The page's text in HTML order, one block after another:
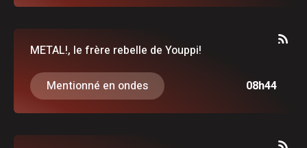
METAL!, le frère rebelle de Youppi!
Mentionné en ondes 08h44